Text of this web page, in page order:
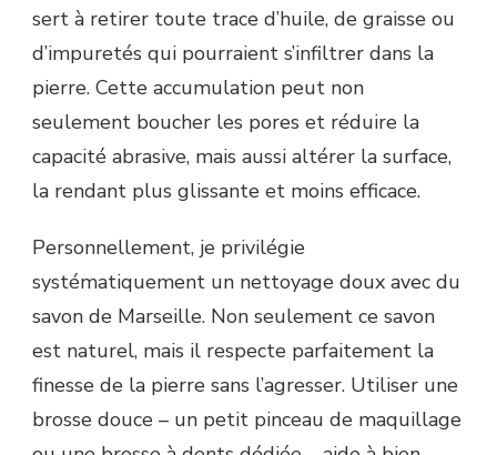
sert à retirer toute trace d’huile, de graisse ou
d’impuretés qui pourraient s’infiltrer dans la
pierre. Cette accumulation peut non
seulement boucher les pores et réduire la
capacité abrasive, mais aussi altérer la surface,
la rendant plus glissante et moins efficace.
Personnellement, je privilégie
systématiquement un nettoyage doux avec du
savon de Marseille. Non seulement ce savon
est naturel, mais il respecte parfaitement la
finesse de la pierre sans l’agresser. Utiliser une
brosse douce – un petit pinceau de maquillage